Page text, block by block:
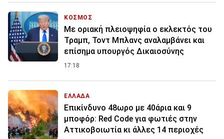
ΚΟΣΜΟΣ
Με οριακή πλειοψηφία ο εκλεκτός του
Τραμπ, Τοντ Μπλανς αναλαμβάνει και
επίσημα υπουργός Δικαιοσύνης
17:18
ΕΛΛΑΔΑ
Επικίνδυνο 48ωρο με 40άρια και 9
μποφόρ: Red Code για φωτιές στην
Αττικοβοιωτία κι άλλες 14 περιοχές